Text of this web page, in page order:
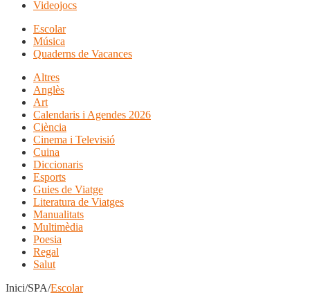
Videojocs
Escolar
Música
Quaderns de Vacances
Altres
Anglès
Art
Calendaris i Agendes 2026
Ciència
Cinema i Televisió
Cuina
Diccionaris
Esports
Guies de Viatge
Literatura de Viatges
Manualitats
Multimèdia
Poesia
Regal
Salut
Inici/SPA/Escolar